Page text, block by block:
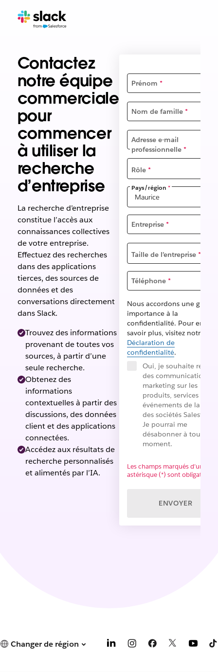
Contactez
notre équipe
commerciale
pour
commencer
à utiliser la
recherche
d’entreprise
La recherche d’entreprise
constitue l’accès aux
connaissances collectives
de votre entreprise.
Effectuez des recherches
dans des applications
tierces, des sources de
données et des
conversations directement
dans Slack.
Trouvez des informations
provenant de toutes vos
sources, à partir d’une
seule recherche.
Obtenez des
informations
contextuelles à partir des
discussions, des données
client et des applications
connectées.
Accédez aux résultats de
recherche personnalisés
et alimentés par l’IA.
Prénom *
Nom de famille*
Adresse e-mail
professionnelle*
Rôle*
Pays/région *
Entreprise*
Taille de l’entreprise*
Téléphone*
Nous accordons une
importance à la
confidentialité. Pour en
savoir plus, visitez notre
Déclaration de
confidentialité.
Oui, je souhaite
des communications
marketing sur les
produits, services et
événements de la
des sociétés Salesforce.
Je pourrai me
désabonner à tout
moment.
Les champs marqués d’un
astérisque (*) sont obligatoires.
ENVOYER
Changer de région